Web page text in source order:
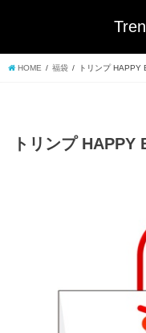
HOME 福袋 トリンプ HAPPY
トリンプ HAPPY